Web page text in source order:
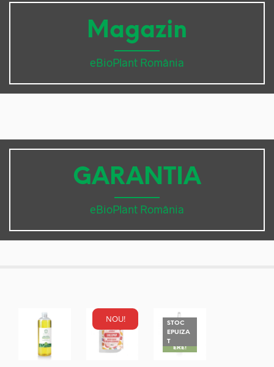
Magazin
eBioPlant România
GARANTIA
eBioPlant România
NOU!
STOC
EPUIZA
TREDUC
ERE!